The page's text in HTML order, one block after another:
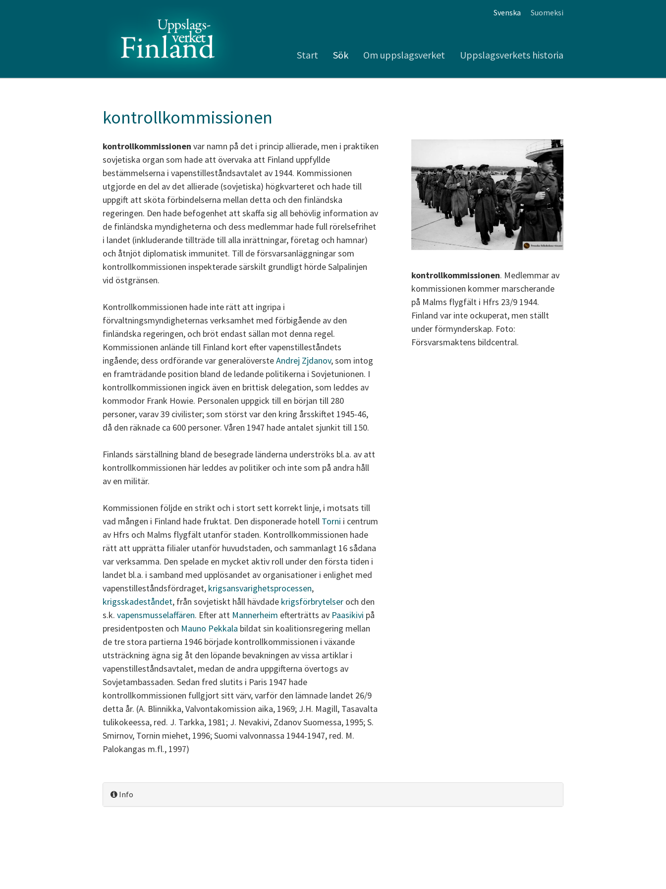
Svenska Suomeksi
Start Sök Om uppslagsverket Uppslagsverkets historia
kontrollkommissionen
kontrollkommissionen var namn på det i princip allierade, men i praktiken
sovjetiska organ som hade att övervaka att Finland uppfyllde
bestämmelserna i vapenstilleståndsavtalet av 1944. Kommissionen
utgjorde en del av det allierade (sovjetiska) högkvarteret och hade till
uppgift att sköta förbindelserna mellan detta och den finländska
regeringen. Den hade befogenhet att skaffa sig all behövlig information av
de finländska myndigheterna och dess medlemmar hade full rörelsefrihet
i landet (inkluderande tillträde till alla inrättningar, företag och hamnar)
och åtnjöt diplomatisk immunitet. Till de försvarsanläggningar som
kontrollkommissionen inspekterade särskilt grundligt hörde Salpalinjen
vid östgränsen.
Kontrollkommissionen hade inte rätt att ingripa i
förvaltningsmyndigheternas verksamhet med förbigående av den
finländska regeringen, och bröt endast sällan mot denna regel.
Kommissionen anlände till Finland kort efter vapenstilleståndets
ingående; dess ordförande var generalöversteAndrej Zjdanov, som intog
en framträdande position bland de ledande politikerna i Sovjetunionen. I
kontrollkommissionen ingick även en brittisk delegation, som leddes av
kommodor Frank Howie. Personalen uppgick till en början till 280
personer, varav 39 civilister; som störst var den kring årsskiftet 1945-46,
då den räknade ca 600 personer. Våren 1947 hade antalet sjunkit till 150.
Finlands särställning bland de besegrade länderna underströks bl.a. av att
kontrollkommissionen här leddes av politiker och inte som på andra håll
av en militär.
Kommissionen följde en strikt och i stort sett korrekt linje, i motsats till
vad mången i Finland hade fruktat. Den disponerade hotell Torni i centrum
av Hfrs och Malms flygfält utanför staden. Kontrollkommissionen hade
rätt att upprätta filialer utanför huvudstaden, och sammanlagt 16 sådana
var verksamma. Den spelade en mycket aktiv roll under den första tiden i
landet bl.a. i samband med upplösandet av organisationer i enlighet med
vapenstilleståndsfördraget, krigsansvarighetsprocessen,
krigsskadeståndet, från sovjetiskt håll hävdade krigsförbrytelser och den
s.k. vapensmusselaffären. Efter att Mannerheim efterträtts av Paasikivi på
presidentposten och Mauno Pekkala bildat sin koalitionsregering mellan
de tre stora partierna 1946 började kontrollkommissionen i växande
utsträckning ägna sig åt den löpande bevakningen av vissa artiklar i
vapenstilleståndsavtalet, medan de andra uppgifterna övertogs av
Sovjetambassaden. Sedan fred slutits i Paris 1947 hade
kontrollkommissionen fullgjort sitt värv, varför den lämnade landet 26/9
detta år. (A. Blinnikka, Valvontakomission aika, 1969; J.H. Magill, Tasavalta
tulikokeessa, red. J. Tarkka, 1981; J. Nevakivi, Zdanov Suomessa, 1995; S.
Smirnov, Tornin miehet, 1996; Suomi valvonnassa 1944-1947, red. M.
Palokangas m.fl., 1997)
kontrollkommissionen. Medlemmar av
kommissionen kommer marscherande
på Malms flygfält i Hfrs 23/9 1944.
Finland var inte ockuperat, men ställt
under förmynderskap. Foto:
Försvarsmaktens bildcentral.
Info